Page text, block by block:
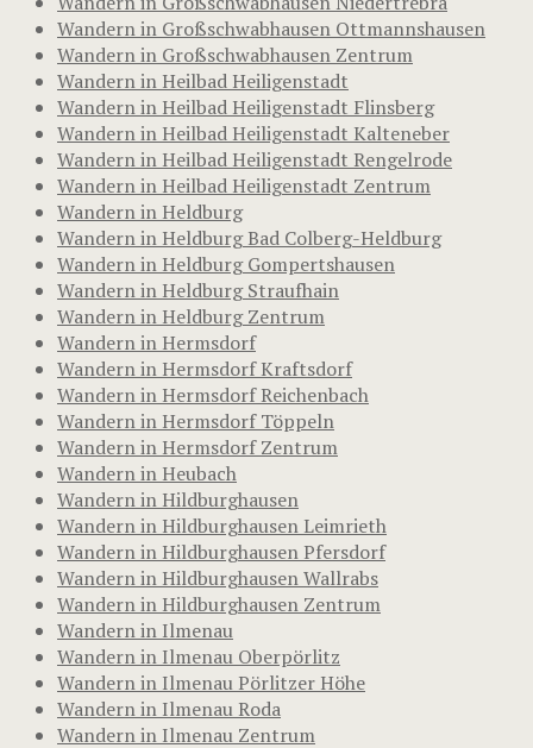
Wandern in Großschwabhausen Ottmannshausen
Wandern in Großschwabhausen Zentrum
Wandern in Heilbad Heiligenstadt
Wandern in Heilbad Heiligenstadt Flinsberg
Wandern in Heilbad Heiligenstadt Kalteneber
Wandern in Heilbad Heiligenstadt Rengelrode
Wandern in Heilbad Heiligenstadt Zentrum
Wandern in Heldburg
Wandern in Heldburg Bad Colberg-Heldburg
Wandern in Heldburg Gompertshausen
Wandern in Heldburg Straufhain
Wandern in Heldburg Zentrum
Wandern in Hermsdorf
Wandern in Hermsdorf Kraftsdorf
Wandern in Hermsdorf Reichenbach
Wandern in Hermsdorf Töppeln
Wandern in Hermsdorf Zentrum
Wandern in Heubach
Wandern in Hildburghausen
Wandern in Hildburghausen Leimrieth
Wandern in Hildburghausen Pfersdorf
Wandern in Hildburghausen Wallrabs
Wandern in Hildburghausen Zentrum
Wandern in Ilmenau
Wandern in Ilmenau Oberpörlitz
Wandern in Ilmenau Pörlitzer Höhe
Wandern in Ilmenau Roda
Wandern in Ilmenau Zentrum